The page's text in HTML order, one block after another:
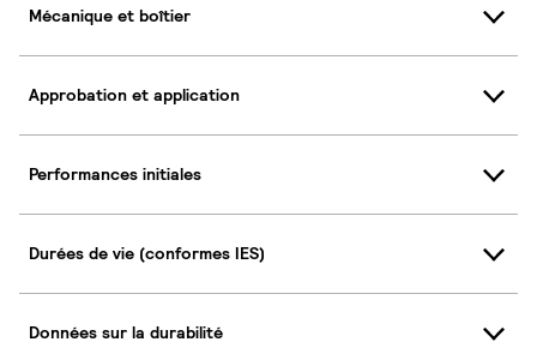
Mécanique et boîtier
Approbation et application
Performances initiales
Durées de vie (conformes IES)
Données sur la durabilité